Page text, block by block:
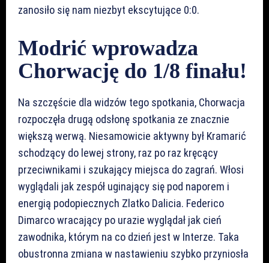
zanosiło się nam niezbyt ekscytujące 0:0.
Modrić wprowadza
Chorwację do 1/8 finału!
Na szczęście dla widzów tego spotkania, Chorwacja
rozpoczęła drugą odsłonę spotkania ze znacznie
większą werwą. Niesamowicie aktywny był Kramarić
schodzący do lewej strony, raz po raz kręcący
przeciwnikami i szukający miejsca do zagrań. Włosi
wyglądali jak zespół uginający się pod naporem i
energią podopiecznych Zlatko Dalicia. Federico
Dimarco wracający po urazie wyglądał jak cień
zawodnika, którym na co dzień jest w Interze. Taka
obustronna zmiana w nastawieniu szybko przyniosła